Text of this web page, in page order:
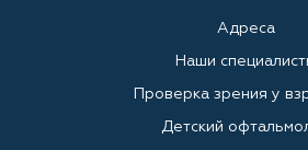
Адреса
Наши
Проверка зрения у
Детский